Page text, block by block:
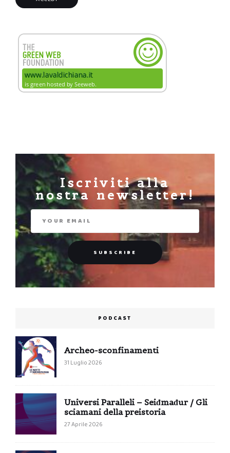
Iscriviti alla
nostra newsletter!
PODCAST
Archeo-sconfinamenti
31 Luglio 2026
Universi Paralleli – Seiđmađur / Gli
sciamani della preistoria
27 Aprile 2026